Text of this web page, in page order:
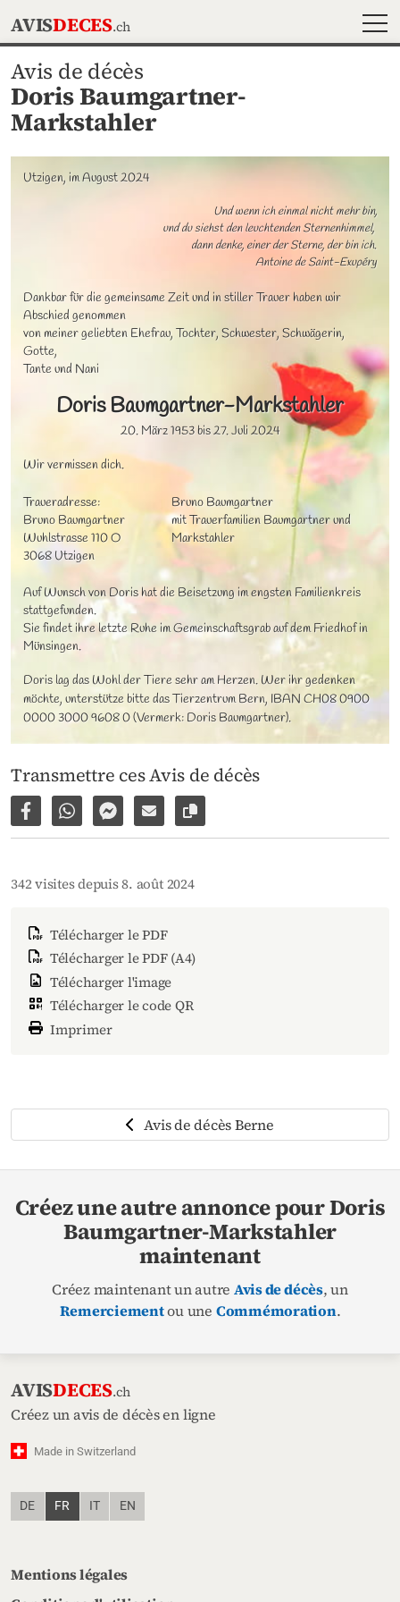
AVISDECES.ch
Avis de décès
Doris Baumgartner-
Markstahler
Utzigen, im August 2024
Und wenn ich einmal nicht mehr bin,
und du siehst den leuchtenden Sternenhimmel,
dann denke, einer der Sterne, der bin ich.
Antoine de Saint-Exupéry
Dankbar für die gemeinsame Zeit und in stiller Trauer haben wir
Abschied genommen
von meiner geliebten Ehefrau, Tochter, Schwester, Schwägerin,
Gotte,
Tante und Nani
Doris Baumgartner-Markstahler
20. März 1953bis27. Juli 2024
Wir vermissen dich.
Traueradresse:
Bruno Baumgartner
Wuhlstrasse 110 O
3068 Utzigen
Bruno Baumgartner
mit Trauerfamilien Baumgartner und
Markstahler
Auf Wunsch von Doris hat die Beisetzung im engsten Familienkreis
stattgefunden.
Sie findet ihre letzte Ruhe im Gemeinschaftsgrab auf dem Friedhof in
Münsingen.
Doris lag das Wohl der Tiere sehr am Herzen. Wer ihr gedenken
möchte, unterstütze bitte das Tierzentrum Bern, IBAN CH08 0900
0000 3000 9608 0 (Vermerk: Doris Baumgartner).
Transmettre ces Avis de décès
Partager sur Facebook
Partager par WhatsApp
Partager par Facebook Messenger
Partager par e-mail
Copier le lien vers la page
342 visites depuis 8. août 2024
Télécharger le PDF
Télécharger le PDF (A4)
Télécharger l'image
Télécharger le code QR
Imprimer
Avis de décès Berne
Créez une autre annonce pour Doris
Baumgartner-Markstahler
maintenant
Créez maintenant un autre Avis de décès, un
Remerciementou une Commémoration.
AVISDECES.ch
Créez un avis de décès en ligne
Made in Switzerland
DE FR IT EN
Mentions légales